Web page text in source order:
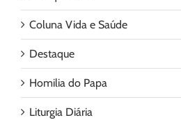
Coluna Vida e Saúde
Destaque
Homilia do Papa
Liturgia Diária